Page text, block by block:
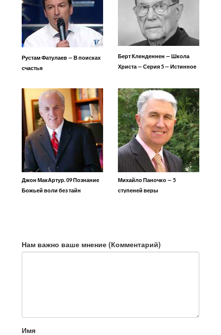
Рустам Фатулаев — В поисках
счастья
Берт Кленденнен — Школа
Христа — Серия 5 — Истинное
Джон МакАртур. 09 Познание
Божьей воли без тайн
Михайло Паночко — 5
ступеней веры
Нам важно ваше мнение (Комментарий)
Имя